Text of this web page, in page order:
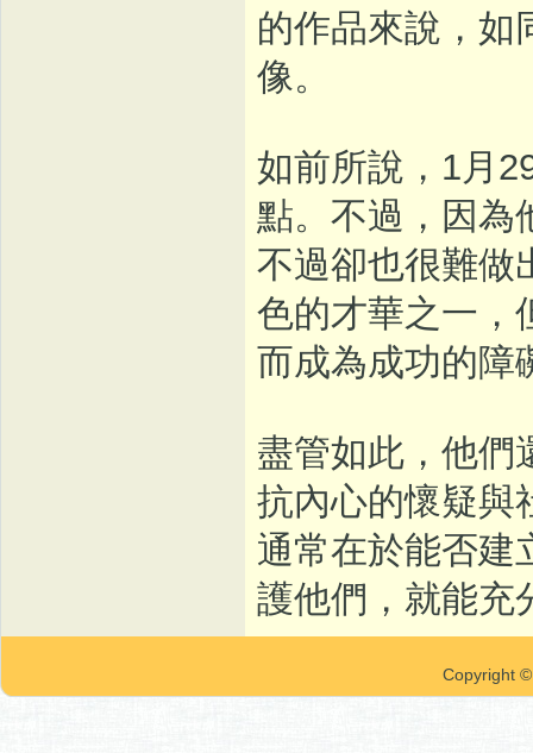
的作品來說，如
像。
如前所說，1月
點。不過，因為
不過卻也很難做
色的才華之一，
而成為成功的障
盡管如此，他們
抗內心的懷疑與
通常在於能否建
護他們，就能充
Copyright